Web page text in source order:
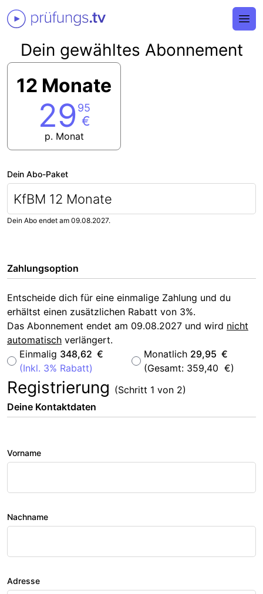
Dein gewähltes Abonnement
12 Monate
2995
€
p. Monat
Dein Abo-Paket
KfBM 12 Monate
Dein Abo endet am 09.08.2027.
Zahlungsoption
Entscheide dich für eine einmalige Zahlung und du
erhältst einen zusätzlichen Rabatt von 3%.
Das Abonnement endet am 09.08.2027 und wird nicht
automatisch verlängert.
Einmalig 348,62 €
(Inkl. 3% Rabatt)
Monatlich 29,95 €
(Gesamt: 359,40 €)
Registrierung (Schritt 1 von 2)
Deine Kontaktdaten
Vorname
Nachname
Adresse